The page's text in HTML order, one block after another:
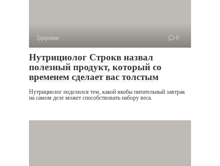
Здоровье 0
Нутрициолог Строкв назвал
полезный продукт, который со
временем сделает вас толстым
Нутрициолог поделился тем, какой якобы питательный завтрак
на самом деле может способствовать набору веса.